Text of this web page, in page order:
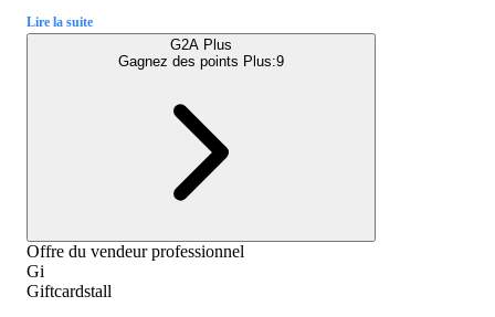
Lire la suite
G2A Plus
Gagnez des points Plus:9
Offre du vendeur professionnel
Gi
Giftcardstall